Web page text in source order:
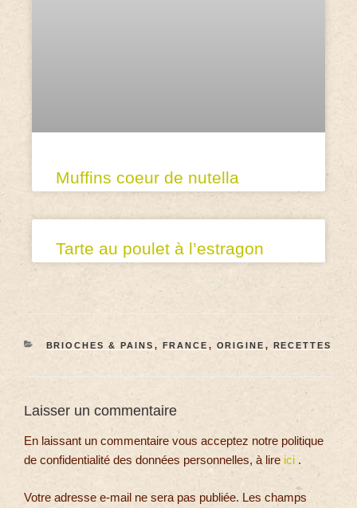
Muffins coeur de nutella
Tarte au poulet à l’estragon
BRIOCHES & PAINS , FRANCE , ORIGINE , RECETTES
Laisser un commentaire
En laissant un commentaire vous acceptez notre politique
de confidentialité des données personnelles, à lire ici .
Votre adresse e-mail ne sera pas publiée. Les champs